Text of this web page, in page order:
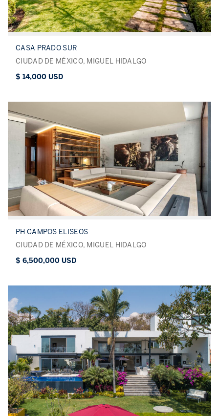
CASA PRADO SUR
CIUDAD DE MÉXICO, MIGUEL HIDALGO
$ 14,000 USD
PH CAMPOS ELISEOS
CIUDAD DE MÉXICO, MIGUEL HIDALGO
$ 6,500,000 USD